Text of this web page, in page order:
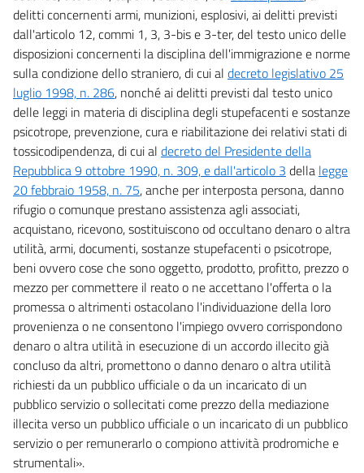
delitti concernenti armi, munizioni, esplosivi, ai delitti previsti
dall'articolo 12, commi 1, 3, 3-bis e 3-ter, del testo unico delle
disposizioni concernenti la disciplina dell'immigrazione e norme
sulla condizione dello straniero, di cui al decreto legislativo 25
luglio 1998, n. 286, nonché ai delitti previsti dal testo unico
delle leggi in materia di disciplina degli stupefacenti e sostanze
psicotrope, prevenzione, cura e riabilitazione dei relativi stati di
tossicodipendenza, di cui al decreto del Presidente della
Repubblica 9 ottobre 1990, n. 309, e dall'articolo 3 della legge
20 febbraio 1958, n. 75, anche per interposta persona, danno
rifugio o comunque prestano assistenza agli associati,
acquistano, ricevono, sostituiscono od occultano denaro o altra
utilità, armi, documenti, sostanze stupefacenti o psicotrope,
beni ovvero cose che sono oggetto, prodotto, profitto, prezzo o
mezzo per commettere il reato o ne accettano l'offerta o la
promessa o altrimenti ostacolano l'individuazione della loro
provenienza o ne consentono l'impiego ovvero corrispondono
denaro o altra utilità in esecuzione di un accordo illecito già
concluso da altri, promettono o danno denaro o altra utilità
richiesti da un pubblico ufficiale o da un incaricato di un
pubblico servizio o sollecitati come prezzo della mediazione
illecita verso un pubblico ufficiale o un incaricato di un pubblico
servizio o per remunerarlo o compiono attività prodromiche e
strumentali».